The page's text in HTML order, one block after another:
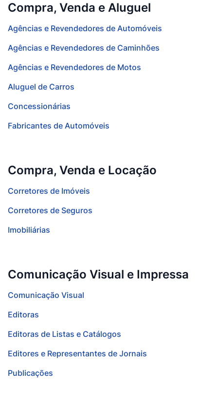
Compra, Venda e Aluguel
Agências e Revendedores de Automóveis
Agências e Revendedores de Caminhões
Agências e Revendedores de Motos
Aluguel de Carros
Concessionárias
Fabricantes de Automóveis
Compra, Venda e Locação
Corretores de Imóveis
Corretores de Seguros
Imobiliárias
Comunicação Visual e Impressa
Comunicação Visual
Editoras
Editoras de Listas e Catálogos
Editores e Representantes de Jornais
Publicações